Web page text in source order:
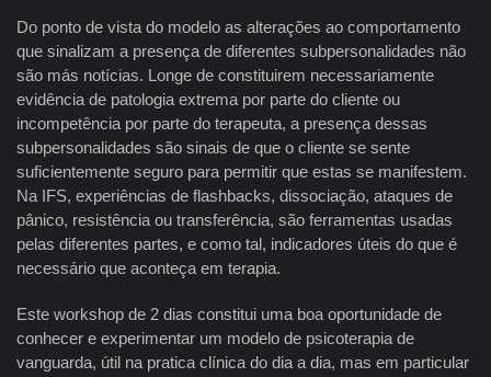
Do ponto de vista do modelo as alterações ao comportamento
que sinalizam a presença de diferentes subpersonalidades não
são más notícias. Longe de constituirem necessariamente
evidência de patologia extrema por parte do cliente ou
incompetência por parte do terapeuta, a presença dessas
subpersonalidades são sinais de que o cliente se sente
suficientemente seguro para permitir que estas se manifestem.
Na IFS, experiências de flashbacks, dissociação, ataques de
pânico, resistência ou transferência, são ferramentas usadas
pelas diferentes partes, e como tal, indicadores úteis do que é
necessário que aconteça em terapia.
Este workshop de 2 dias constitui uma boa oportunidade de
conhecer e experimentar um modelo de psicoterapia de
vanguarda, útil na pratica clínica do dia a dia, mas em particular